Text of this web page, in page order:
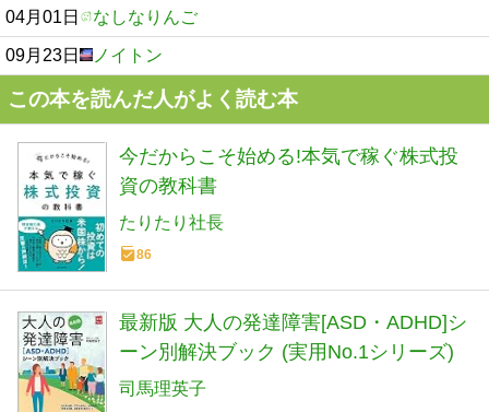
04月01日 なしなりんご
09月23日 ノイトン
この本を読んだ人がよく読む本
今だからこそ始める!本気で稼ぐ株式投
資の教科書
たりたり社長
86
最新版 大人の発達障害[ASD・ADHD]シ
ーン別解決ブック (実用No.1シリーズ)
司馬理英子